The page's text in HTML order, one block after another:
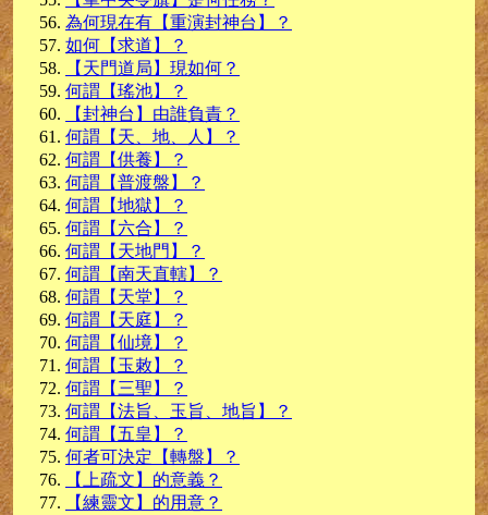
為何現在有【重演封神台】？
如何【求道】？
【天門道局】現如何？
何謂【瑤池】？
【封神台】由誰負責？
何謂【天、 地、人】？
何謂【供養】？
何謂【普渡盤】？
何謂【地獄】？
何謂【六合】？
何謂【天地門】？
何謂【南天直轄】？
何謂【天堂】？
何謂【天庭】？
何謂【仙境】？
何謂【玉敕】？
何謂【三聖】？
何謂【法旨、玉旨、地旨】？
何謂【五皇】？
何者可決定【轉盤】？
【上疏文】的意義？
【練靈文】的用意？